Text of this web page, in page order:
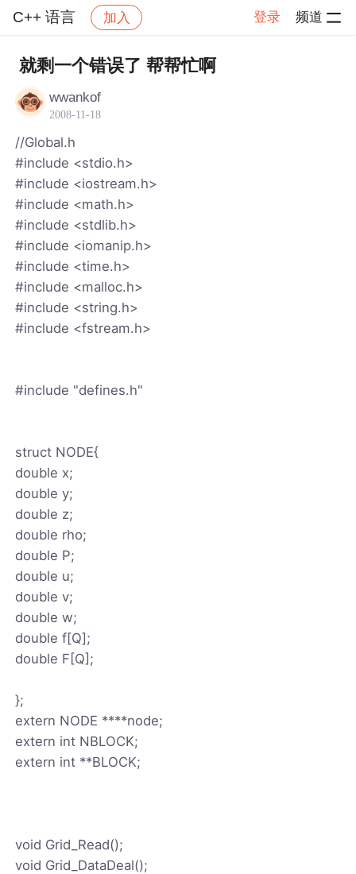
C++ 语言 加入 登录 频道
社区 C++ 语言 帖子详情
就剩一个错误了 帮帮忙啊
wwankof
2008-11-18
//Global.h
#include <stdio.h>
#include <iostream.h>
#include <math.h>
#include <stdlib.h>
#include <iomanip.h>
#include <time.h>
#include <malloc.h>
#include <string.h>
#include <fstream.h>
#include "defines.h"
struct NODE{
double x;
double y;
double z;
double rho;
double P;
double u;
double v;
double w;
double f[Q];
double F[Q];
};
extern NODE ****node;
extern int NBLOCK;
extern int **BLOCK;
void Grid_Read();
void Grid_DataDeal();